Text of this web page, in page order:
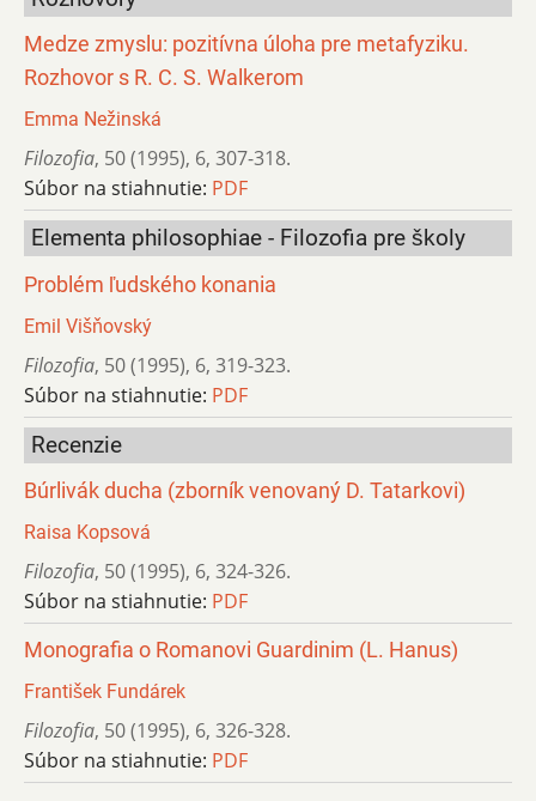
Medze zmyslu: pozitívna úloha pre metafyziku.
Rozhovor s R. C. S. Walkerom
Emma Nežinská
Filozofia, 50 (1995), 6, 307-318.
Súbor na stiahnutie: PDF
Elementa philosophiae - Filozofia pre školy
Problém ľudského konania
Emil Višňovský
Filozofia, 50 (1995), 6, 319-323.
Súbor na stiahnutie: PDF
Recenzie
Búrlivák ducha (zborník venovaný D. Tatarkovi)
Raisa Kopsová
Filozofia, 50 (1995), 6, 324-326.
Súbor na stiahnutie: PDF
Monografia o Romanovi Guardinim (L. Hanus)
František Fundárek
Filozofia, 50 (1995), 6, 326-328.
Súbor na stiahnutie: PDF